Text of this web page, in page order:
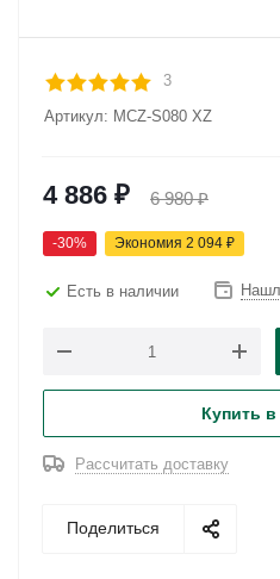
3
Артикул: MCZ-S080 XZ
4 886 ₽ 6 980₽
-30% Экономия 2 094 ₽
Есть в наличии
Купить в
Рассчитать доставку
Поделиться